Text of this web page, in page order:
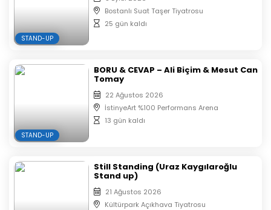
Biletler Organizasyon Firması Tarafından otomatik
olarak sıralandırılacaktır.
Aynı isim ve mail ile alınan biletlerin koltuk
STAND-UP
Bostanlı Suat Taşer Tiyatrosu
25 gün kaldı
STAND-UP
BORU & CEVAP – Ali Biçim & Mesut Can
Tomay
22 Ağustos 2026
İstinyeArt %100 Performans Arena
13 gün kaldı
Still Standing (Uraz Kaygılaroğlu
Stand up)
21 Ağustos 2026
Kültürpark Açıkhava Tiyatrosu